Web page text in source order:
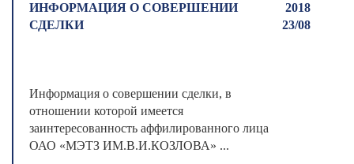
ИНФОРМАЦИЯ О СОВЕРШЕНИИ
СДЕЛКИ
2018
23/08
Информация о совершении сделки, в
отношении которой имеется
заинтересованность аффилированного лица
ОАО «МЭТЗ ИМ.В.И.КОЗЛОВА» ...